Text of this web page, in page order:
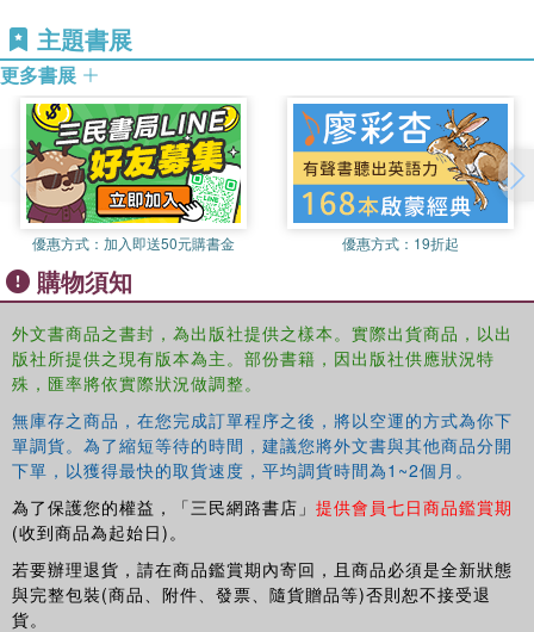
practices and spaces. The book also urges scholars
interested in the linguistic construction of geopolitics to
bodies also reinforce particular ideas about war, identity
and statehood and some of their violent consequences.
This book will be of interest to students and scholars of
international studies, security, gender and feminist studies
and critical and social theory.
主題書展
更多書展
優惠方式： 加入即送50元購書金 優惠方式： 19折起
購物須知
外文書商品之書封，為出版社提供之樣本。實際出貨商品，以出
版社所提供之現有版本為主。部份書籍，因出版社供應狀況特
殊，匯率將依實際狀況做調整。
無庫存之商品，在您完成訂單程序之後，將以空運的方式為你下
單調貨。為了縮短等待的時間，建議您將外文書與其他商品分開
下單，以獲得最快的取貨速度，平均調貨時間為1~2個月。
為了保護您的權益，「三民網路書店」 提供會員七日商品鑑賞期
(收到商品為起始日)。
若要辦理退貨，請在商品鑑賞期內寄回，且商品必須是全新狀態
與完整包裝(商品、附件、發票、隨貨贈品等)否則恕不接受退
貨。